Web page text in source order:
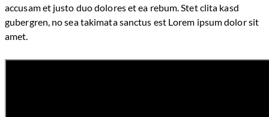
accusam et justo duo dolores et ea rebum. Stet clita kasd
gubergren, no sea takimata sanctus est Lorem ipsum dolor sit
amet.